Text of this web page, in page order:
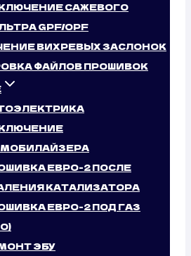
САЖЕВОГО
GPF/OPF
ВИХРЕВЫХ ЗАСЛОНОК
ФАЙЛОВ ПРОШИВОК
ЕВРО-2 ПОСЛЕ
КАТАЛИЗАТОРА
ЕВРО-2 ПОД ГАЗ
ЭБУ
ЭБУ
CLIO II,
SPORT
ОТ
СЕРВИСА